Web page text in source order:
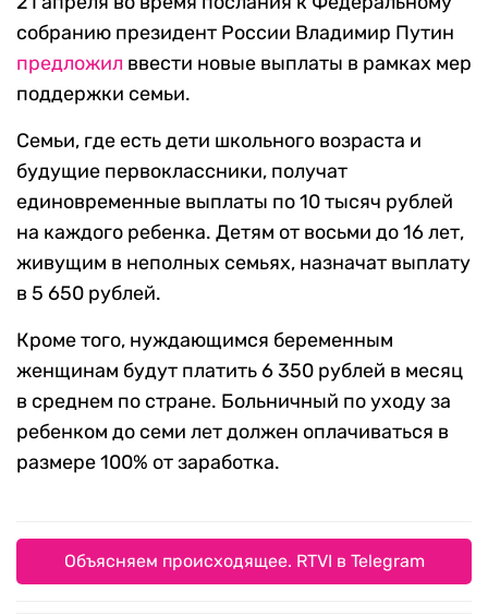
собранию президент России Владимир Путин
предложил ввести новые выплаты в рамках мер
поддержки семьи.
Семьи, где есть дети школьного возраста и
будущие первоклассники, получат
единовременные выплаты по 10 тысяч рублей
на каждого ребенка. Детям от восьми до 16 лет,
живущим в неполных семьях, назначат выплату
в 5 650 рублей.
Кроме того, нуждающимся беременным
женщинам будут платить 6 350 рублей в месяц
в среднем по стране. Больничный по уходу за
ребенком до семи лет должен оплачиваться в
размере 100% от заработка.
Объясняем происходящее. RTVI в Telegram